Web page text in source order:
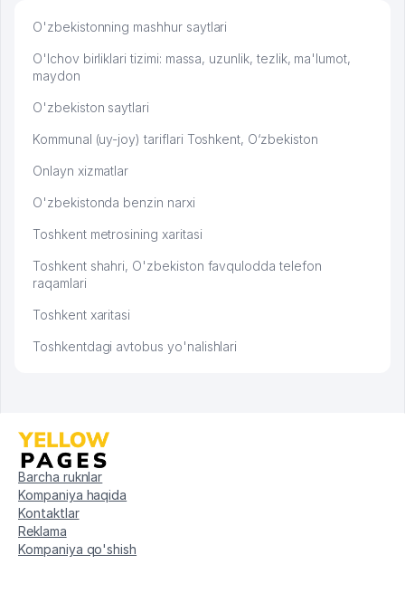
O'zbekistonning mashhur saytlari
O'lchov birliklari tizimi: massa, uzunlik, tezlik, ma'lumot,
maydon
O'zbekiston saytlari
Kommunal (uy-joy) tariflari Toshkent, O‘zbekiston
Onlayn xizmatlar
O'zbekistonda benzin narxi
Toshkent metrosining xaritasi
Toshkent shahri, O'zbekiston favqulodda telefon
raqamlari
Toshkent xaritasi
Toshkentdagi avtobus yo'nalishlari
Barcha ruknlar
Kompaniya haqida
Kontaktlar
Reklama
Kompaniya qo'shish